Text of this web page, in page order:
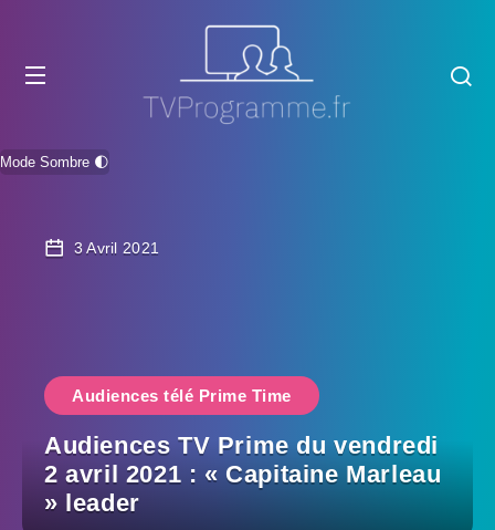
Mode Sombre 🌓
3 Avril 2021
Audiences télé Prime Time
Audiences TV Prime du vendredi
2 avril 2021 : « Capitaine Marleau
» leader